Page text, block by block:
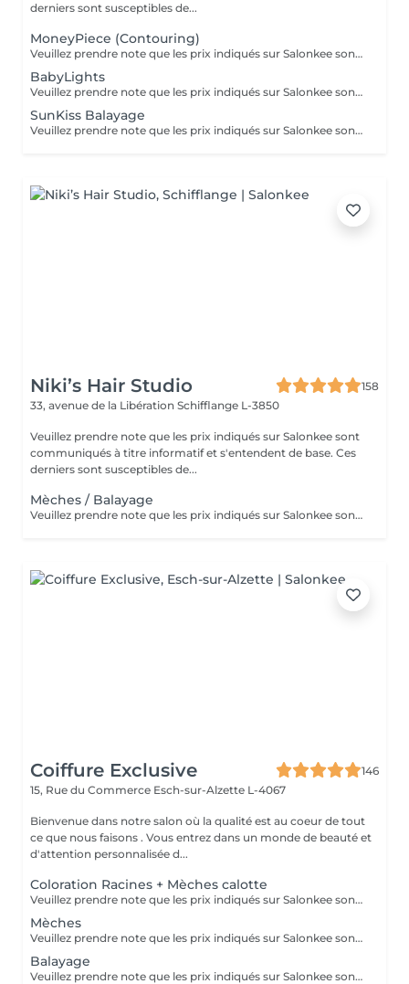
derniers sont susceptibles de...
MoneyPiece (Contouring)
Veuillez prendre note que les prix indiqués sur Salonkee sont communiqués à titre informatif et s'entendent de base. Ces derniers sont susceptibles de varier selon le diagnostic réalisé à votre arrivée au salon et l'expertise du professionnel à qui vous confiez votre beauté. Dans tous les cas, un devis précis vous sera proposé et toutes réalisations de prestations seront effectuées avec votre accord.
BabyLights
Veuillez prendre note que les prix indiqués sur Salonkee sont communiqués à titre informatif et s'entendent de base. Ces derniers sont susceptibles de varier selon le diagnostic réalisé à votre arrivée au salon et l'expertise du professionnel à qui vous confiez votre beauté. Dans tous les cas, un devis précis vous sera proposé et toutes réalisations de prestations seront effectuées avec votre accord.
SunKiss Balayage
Veuillez prendre note que les prix indiqués sur Salonkee sont communiqués à titre informatif et s'entendent de base. Ces derniers sont susceptibles de varier selon le diagnostic réalisé à votre arrivée au salon et l'expertise du professionnel à qui vous confiez votre beauté. Dans tous les cas, un devis précis vous sera proposé et toutes réalisations de prestations seront effectuées avec votre accord.
Niki’s Hair Studio
158
33, avenue de la Libération Schifflange L-3850
Veuillez prendre note que les prix indiqués sur Salonkee sont
communiqués à titre informatif et s'entendent de base. Ces
derniers sont susceptibles de...
Mèches / Balayage
Veuillez prendre note que les prix indiqués sur Salonkee sont communiqués à titre informatif et s'entendent de base. Ces derniers sont susceptibles de varier selon le diagnostic réalisé à votre arrivée au salon et l'expertise du professionnel à qui vous confiez votre beauté. Dans tous les cas, un devis précis vous sera proposé et toutes réalisations de prestations seront effectuées avec votre accord. Un grand merci d'avance pour votre compréhension. Au plaisir de vous revoir très vite.
Coiffure Exclusive
146
15, Rue du Commerce Esch-sur-Alzette L-4067
Bienvenue dans notre salon où la qualité est au coeur de tout
ce que nous faisons . Vous entrez dans un monde de beauté et
d'attention personnalisée d...
Coloration Racines + Mèches calotte
Veuillez prendre note que les prix indiqués sur Salonkee sont communiqués à titre informatif et s'entendent de base. Ces derniers sont susceptibles de varier selon le diagnostic réalisé à votre arrivée au salon et l'expertise du professionnel à qui vous confiez votre beauté. Dans tous les cas, un devis précis vous sera proposé et toutes réalisations de prestations seront effectuées avec votre accord. Un grand merci d'avance pour votre compréhension. Au plaisir de vous recevoir très vite.
Mèches
Veuillez prendre note que les prix indiqués sur Salonkee sont communiqués à titre informatif et s'entendent de base. Ces derniers sont susceptibles de varier selon le diagnostic réalisé à votre arrivée au salon et l'expertise du professionnel à qui vous confiez votre beauté. Dans tous les cas, un devis précis vous sera proposé et toutes réalisations de prestations seront effectuées avec votre accord. Un grand merci d'avance pour votre compréhension. Au plaisir de vous recevoir très vite.
Balayage
Veuillez prendre note que les prix indiqués sur Salonkee sont communiqués à titre informatif et s'entendent de base. Ces derniers sont susceptibles de varier selon le diagnostic réalisé à votre arrivée au salon et l'expertise du professionnel à qui vous confiez votre beauté. Dans tous les cas, un devis précis vous sera proposé et toutes réalisations de prestations seront effectuées avec votre accord. Un grand merci d'avance pour votre compréhension. Au plaisir de vous recevoir très vite.